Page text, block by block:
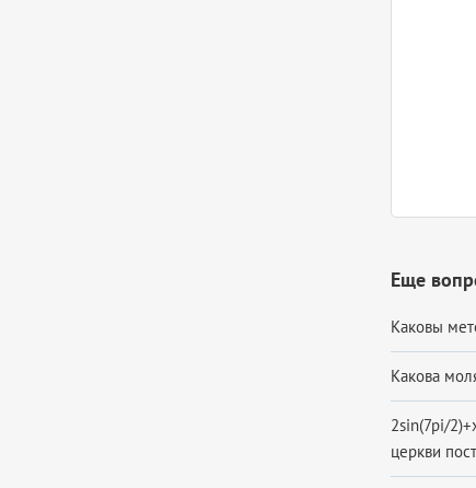
Еще
Каковы
Какова
2sin(7pi/
церкви